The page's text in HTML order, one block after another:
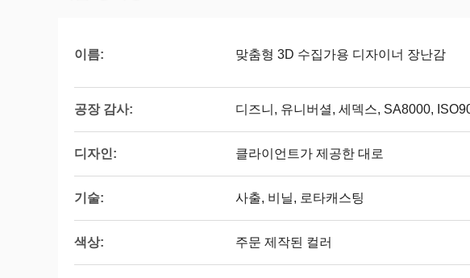
이름: 맞춤형 3D 수집가용 디자이너 장난감
공장 감사: 디즈니, 유니버셜, 세덱스, SA8000,
디자인: 클라이언트가 제공한 대로
기술: 사출, 비닐, 로타캐스팅
색상: 주문 제작된 컬러